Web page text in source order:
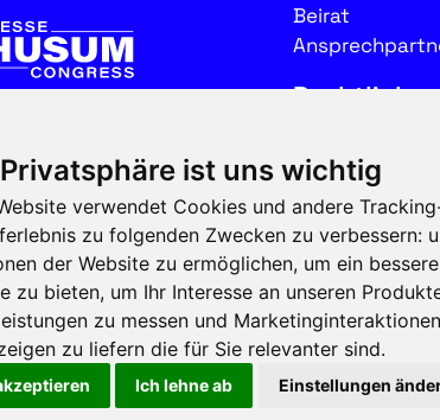
ist uns wichtig
verwendet Cookies und andere
zu folgenden Zwecken zu verbessern:
der Website zu ermöglichen, um ein
zu bieten, um Ihr Interesse an unseren
zu messen und
zu liefern die für Sie relevanter sind.
Ich lehne ab Einstellungen
mit
Beirat
Rechtliches
Impressum
Datenschutz
Folgen Sie
Media